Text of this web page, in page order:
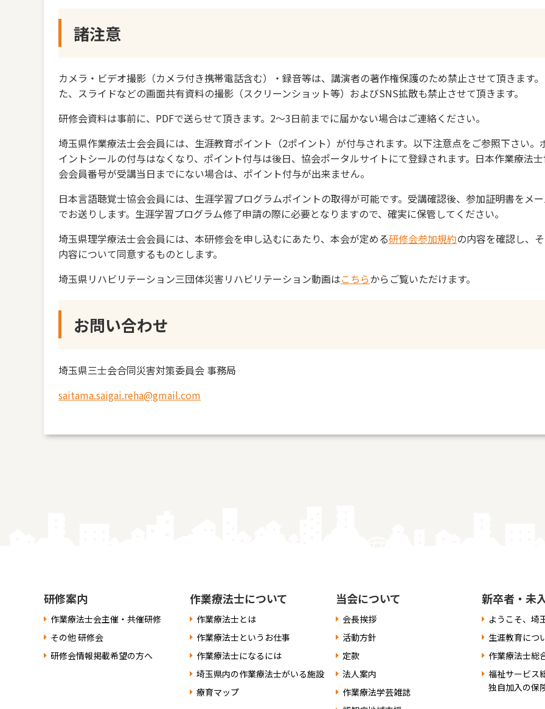
諸注意
カメラ・ビデオ撮影（カメラ付き携帯電話含む）・録音等は、講演者の著作権保護のため禁止させて頂きます
た、スライドなどの画面共有資料の撮影（スクリーンショット等）およびSNS拡散も禁止させて頂きます。
研修会資料は事前に、PDFで送らせて頂きます。2～3日前までに届かない場合はご連絡ください。
埼玉県作業療法士会会員には、生涯教育ポイント（2ポイント）が付与されます。以下注意点をご参照下さい。
イントシールの付与はなくなり、ポイント付与は後日、協会ポータルサイトにて登録されます。日本作業療法
会会員番号が受講当日までにない場合は、ポイント付与が出来ません。
日本言語聴覚士協会会員には、生涯学習プログラムポイントの取得が可能です。受講確認後、参加証明書をメ
でお送りします。生涯学習プログラム修了申請の際に必要となりますので、確実に保管してください。
埼玉県理学療法士会会員には、本研修会を申し込むにあたり、本会が定める研修会参加規約の内容を確認し、
内容について同意するものとします。
埼玉県リハビリテーション三団体災害リハビリテーション動画はこちらからご覧いただけます。
お問い合わせ
埼玉県三士会合同災害対策委員会 事務局
saitama.saigai.reha@gmail.com
研修案内
作業療法士会主催・共催研修
その他 研修会
研修会情報掲載希望の方へ
作業療法士について
作業療法士とは
作業療法士というお仕事
作業療法士になるには
埼玉県内の作業療法士がいる施設
療育マップ
当会について
会長挨拶
活動方針
定款
法人案内
作業療法学芸雑誌
新卒者・未
ようこそ、埼
生涯教育につ
作業療法士総
福祉サービス
独自加入の保